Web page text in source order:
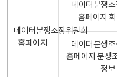
데이터분쟁조정위원회
홈페이지
데이터분쟁조
홈페이지
데이터분쟁조
홈페이지 분쟁
정보